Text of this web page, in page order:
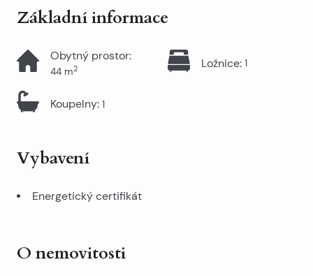
Základní informace
Obytný prostor:
44 m2 Ložnice: 1
Koupelny: 1
Vybavení
Energetický certifikát
O nemovitosti